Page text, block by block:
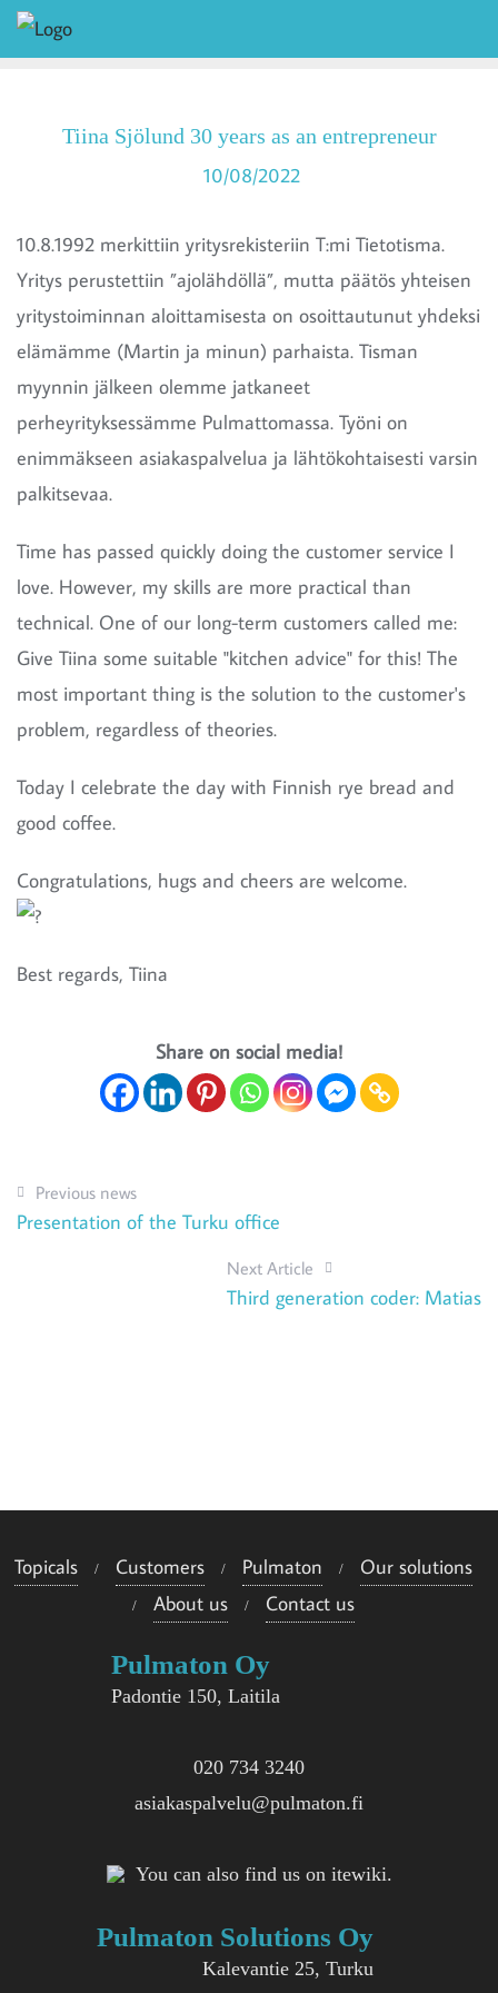
Tiina Sjölund 30 years as an entrepreneur
10/08/2022
10.8.1992 merkittiin yritysrekisteriin T:mi Tietotisma.
Yritys perustettiin ”ajolähdöllä”, mutta päätös yhteisen
yritystoiminnan aloittamisesta on osoittautunut yhdeksi
elämämme (Martin ja minun) parhaista. Tisman
myynnin jälkeen olemme jatkaneet
perheyrityksessämme Pulmattomassa. Työni on
enimmäkseen asiakaspalvelua ja lähtökohtaisesti varsin
palkitsevaa.
Time has passed quickly doing the customer service I
love. However, my skills are more practical than
technical. One of our long-term customers called me:
Give Tiina some suitable "kitchen advice" for this! The
most important thing is the solution to the customer's
problem, regardless of theories.
Today I celebrate the day with Finnish rye bread and
good coffee.
Congratulations, hugs and cheers are welcome.
Best regards, Tiina
Share on social media!
Previous news
Presentation of the Turku office
Next Article
Third generation coder: Matias
Topicals Customers Pulmaton
Our solutions
About us
Contact us
Pulmaton Oy
Padontie 150, Laitila
020 734 3240
asiakaspalvelu@pulmaton.fi
You can also find us on itewiki.
Pulmaton Solutions Oy
Kalevantie 25, Turku